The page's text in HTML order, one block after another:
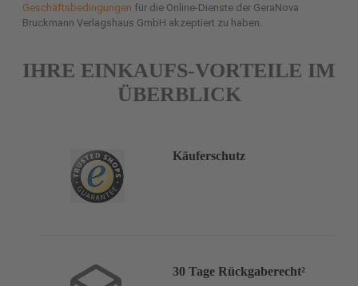
Geschäftsbedingungen für die Online-Dienste der GeraNova
Bruckmann Verlagshaus GmbH akzeptiert zu haben.
IHRE EINKAUFS-VORTEILE IM
ÜBERBLICK
Käuferschutz
30 Tage Rückgaberecht²